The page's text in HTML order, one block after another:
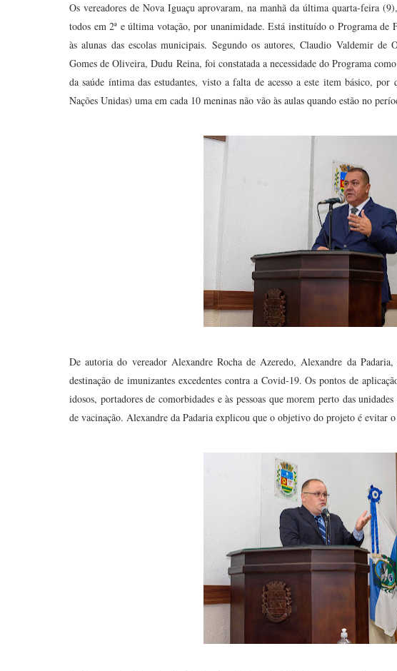
Os vereadores de Nova Iguaçu aprovaram, na manhã da última quarta-feira
todos em 2ª e última votação, por unanimidade. Está instituído o Programa de
às alunas das escolas municipais. Segundo os autores, Claudio Valdemir
Gomes de Oliveira, Dudu Reina, foi constatada a necessidade do Programa
da saúde íntima das estudantes, visto a falta de acesso a este item básico,
Nações Unidas) uma em cada 10 meninas não vão às aulas quando estão no
De autoria do vereador Alexandre Rocha de Azeredo, Alexandre da
destinação de imunizantes excedentes contra a Covid-19. Os pontos de
idosos, portadores de comorbidades e às pessoas que morem perto das
de vacinação. Alexandre da Padaria explicou que o objetivo do projeto é evitar